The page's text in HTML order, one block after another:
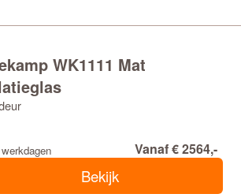
WK1111 Mat
Vanaf € 2564,-
Bekijk